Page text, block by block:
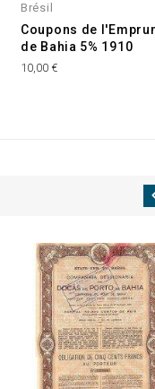
Brésil
Coupons de
de Bahia 5% 1910
10,00 €